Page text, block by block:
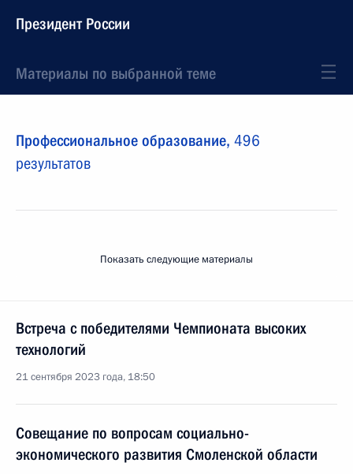
Президент России
Материалы по выбранной теме
Профессиональное образование, 496
результатов
Показать следующие материалы
Встреча с победителями Чемпионата высоких
технологий
21 сентября 2023 года, 18:50
Совещание по вопросам социально-
экономического развития Смоленской области